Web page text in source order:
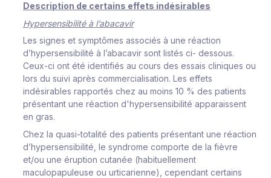
Description de certains effets indésirables
Hypersensibilité à l’abacavir
Les signes et symptômes associés à une réaction
d’hypersensibilité à l’abacavir sont listés ci- dessous.
Ceux-ci ont été identifiés au cours des essais cliniques ou
lors du suivi après commercialisation. Les effets
indésirables rapportés chez au moins 10 % des patients
présentant une réaction d'hypersensibilité apparaissent
en gras.
Chez la quasi-totalité des patients présentant une réaction
d’hypersensibilité, le syndrome comporte de la fièvre
et/ou une éruption cutanée (habituellement
maculopapuleuse ou urticarienne) cependant certains